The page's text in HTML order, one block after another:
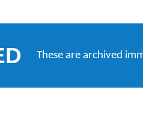
These are archived